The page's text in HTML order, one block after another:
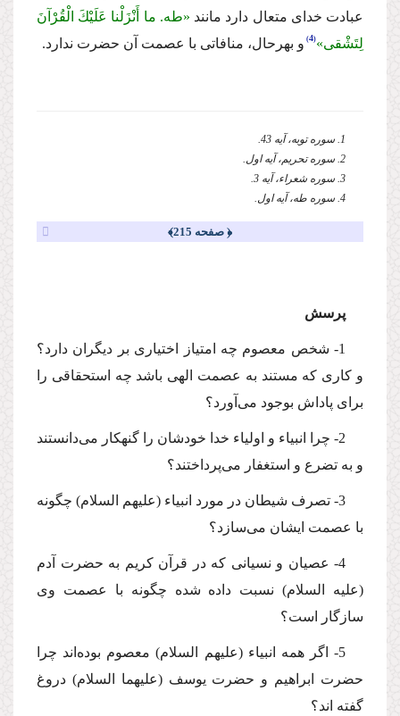
عبادت خداى متعال دارد مانند «طه. ما أَنْزَلْنا عَلَیْكَ الْقُرْآنَ
لِتَشْقى» 4 و بهرحال، منافاتى با عصمت آن حضرت ندارد.
1. سوره توبه، آیه 43.
2. سوره تحریم، آیه اول.
3. سوره شعراء، آیه 3.
4. سوره طه، آیه اول.
﴿ صفحه 215﴾
پرسش
1- شخص معصوم چه امتیاز اختیارى بر دیگران دارد؟
و كارى كه مستند به عصمت الهى باشد چه استحقاقى را
براى پاداش بوجود مى‌آورد؟
2- چرا انبیاء و اولیاء خدا خودشان را گنهكار مى‌دانستند
و به تضرع و استغفار مى‌پرداختند؟
3- تصرف شیطان در مورد انبیاء (علیهم السلام) چگونه
با عصمت ایشان مى‌سازد؟
4- عصیان و نسیانى كه در قرآن كریم به حضرت آدم
(علیه السلام) نسبت داده شده چگونه با عصمت وى
سازگار است؟
5- اگر همه انبیاء (علیهم السلام) معصوم بوده‌اند چرا
حضرت ابراهیم و حضرت یوسف (علیهما السلام) دروغ
گفته اند؟